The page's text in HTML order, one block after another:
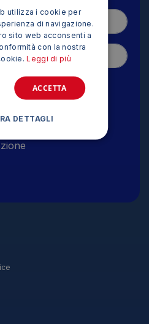
utilizza i cookie per
di navigazione.
sito web acconsenti a
con la nostra
Leggi di più
ACCETTA
DETTAGLI